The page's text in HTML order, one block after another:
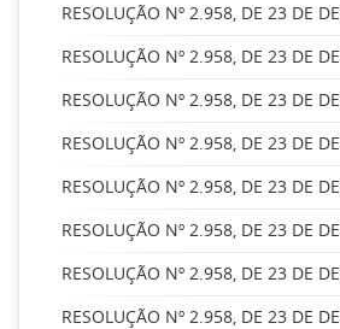
RESOLUÇÃO Nº 2.958, DE 23 DE
RESOLUÇÃO Nº 2.958, DE 23 DE
RESOLUÇÃO Nº 2.958, DE 23 DE
RESOLUÇÃO Nº 2.958, DE 23 DE
RESOLUÇÃO Nº 2.958, DE 23 DE
RESOLUÇÃO Nº 2.958, DE 23 DE
RESOLUÇÃO Nº 2.958, DE 23 DE
RESOLUÇÃO Nº 2.958, DE 23 DE